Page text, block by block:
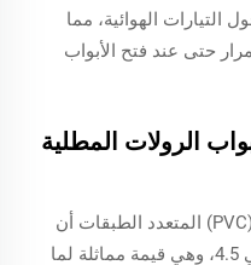
الهوائية، مما
حتى عند فتح الأبواب
الرولات المطلية
يمكن لقماش البولي فينيل كلورايد (PVC) المتعدد الطبقات أن
يصل بقيم العزل الحراري إلى حوالي 4.5، وهي قيمة مماثلة لما